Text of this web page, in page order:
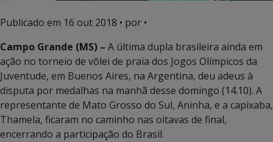
Publicado em 16 out 2018 • por •
Campo Grande (MS) – A última dupla brasileira ainda em
ação no torneio de vôlei de praia dos Jogos Olímpicos da
Juventude, em Buenos Aires, na Argentina, deu adeus à
disputa por medalhas na manhã desse domingo (14.10). A
representante de Mato Grosso do Sul, Aninha, e a capixaba,
Thamela, ficaram no caminho nas oitavas de final,
encerrando a participação do Brasil.